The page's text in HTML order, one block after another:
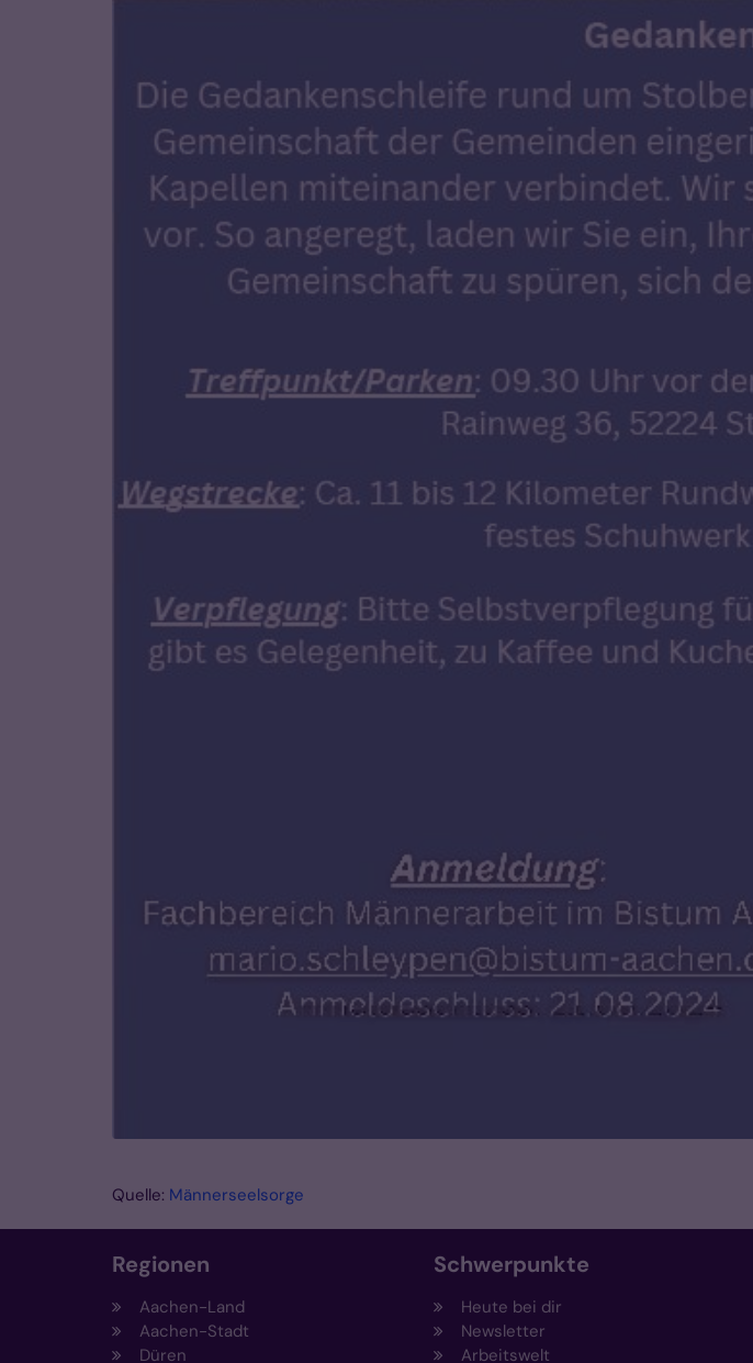
Quelle: Männerseelsorge
Regionen
Aachen-Land
Aachen-Stadt
Düren
Schwerpunkte
Heute bei dir
Newsletter
Arbeitswelt